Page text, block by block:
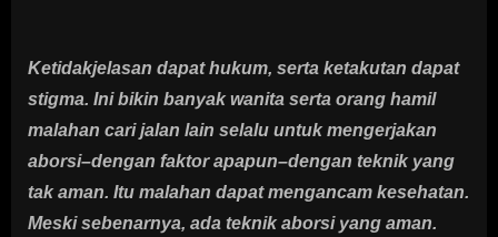
Ketidakjelasan dapat hukum, serta ketakutan dapat
stigma. Ini bikin banyak wanita serta orang hamil
malahan cari jalan lain selalu untuk mengerjakan
aborsi–dengan faktor apapun–dengan teknik yang
tak aman. Itu malahan dapat mengancam kesehatan.
Meski sebenarnya, ada teknik aborsi yang aman.